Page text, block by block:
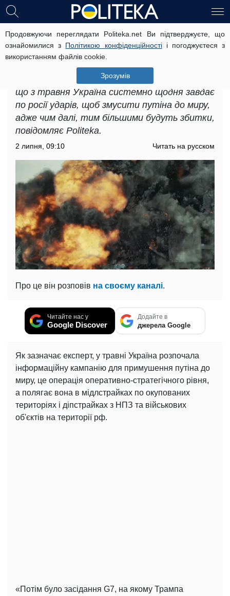
Продовжуючи переглядати Politeka.net Ви підтверджуєте, що
ознайомилися з Політикою конфіденційностіі погоджуєтеся з
використанням файлів cookie.
Зрозумів
Чим більше ворог воює, тим більші
у нього збитки, – експерт про
діпстрайки ЗСУ
Військовий експерт Олег Старіков розповів,
що з травня Україна системно щодня завдає
по росії ударів, щоб змусити путіна до миру,
адже чим далі, тим більшими будуть збитки,
повідомляє Politeka.
2 липня, 09:10 Читать на русском
Про це він розповів на своєму каналі.
Читайте нас у
Google Discover
Додайте в
джерела Google
Як зазначає експерт, у травні Україна розпочала
інформаційну кампанію для примушення путіна до
миру, це операція оперативно-стратегічного рівня,
а полягає вона в мідлстрайках по окупованих
територіях і діпстрайках з НПЗ та військових
об'єктів на території рф.
«Потім було засідання G7, на якому Трампа